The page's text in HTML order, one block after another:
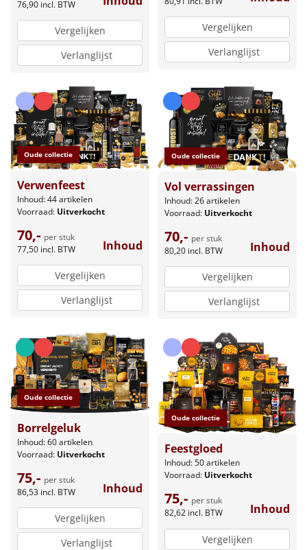
76,90 incl. BTW
Vergelijken
Verlanglijst
Vergelijken
Verlanglijst
Oude collectie
Verwenfeest
Inhoud: 44 artikelen
Voorraad: Uitverkocht
70,- per stuk
77,50 incl. BTW Inhoud
Vergelijken
Verlanglijst
Oude collectie
Vol verrassingen
Inhoud: 26 artikelen
Voorraad: Uitverkocht
70,- per stuk
80,20 incl. BTW Inhoud
Vergelijken
Verlanglijst
Oude collectie
Borrelgeluk
Inhoud: 60 artikelen
Voorraad: Uitverkocht
75,- per stuk
86,53 incl. BTW Inhoud
Vergelijken
Verlanglijst
Oude collectie
Feestgloed
Inhoud: 50 artikelen
Voorraad: Uitverkocht
75,- per stuk
82,62 incl. BTW Inhoud
Vergelijken